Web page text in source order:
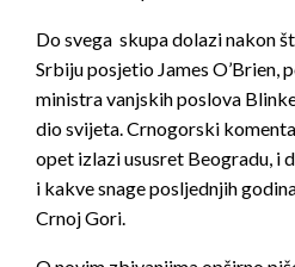
Do svega skupa dolazi nakon
Srbiju posjetio James O’Brien,
ministra vanjskih poslova
dio svijeta. Crnogorski
opet izlazi ususret Beogradu, i
i kakve snage posljednjih
Crnoj Gori.